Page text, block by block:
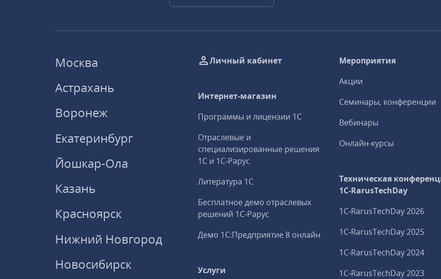
Москва
Астрахань
Воронеж
Екатеринбург
Йошкар-Ола
Казань
Красноярск
Нижний Новгород
Новосибирск
Личный кабинет
Интернет-магазин
Программы и лицензии 1С
Отраслевые и
специализированные решения
1С и 1С‑Рарус
Литература 1С
Бесплатное демо отраслевых
решений 1С‑Рарус
Демо 1С:Предприятие 8 онлайн
Услуги
Мероприятия
Акции
Семинары, конференции
Вебинары
Онлайн-курсы
Техническая
1C‑RarusTechDay
1C‑RarusTechDay 2026
1C‑RarusTechDay 2025
1C‑RarusTechDay 2024
1C‑RarusTechDay 2023